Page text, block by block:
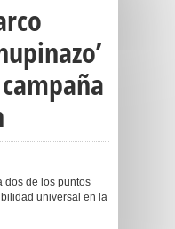
dos de los puntos
universal en la